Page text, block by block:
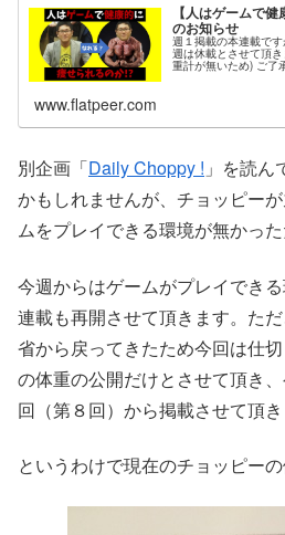
【人はゲームで
のお知らせ
週１掲載の本連載で
週は休載とさせて頂
重計が無いため) ご了
www.flatpeer.com
別企画「Daily Choppy ! 」を読
かもしれませんが、チョッピー
ムをプレイできる環境が無かった
今週からはゲームがプレイでき
連載も再開させて頂きます。た
省から戻ってきたため今回は仕
の体重の公開だけとさせて頂き
回（第８回）から掲載させて頂き
というわけで現在のチョッピーの